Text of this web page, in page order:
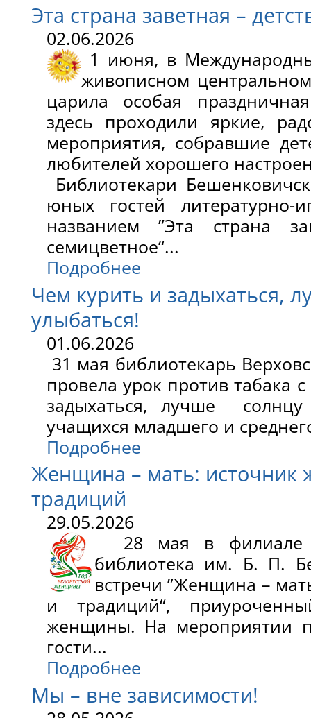
Эта страна заветная –
02.06.2026
1 июня, в
живописном
царила особая
здесь проходили яркие,
мероприятия, собравшие
любителей хорошего
Библиотекари
юных гостей литературно-
названием ”Эта страна
семицветное“...
Подробнее
Чем курить и задыхаться,
улыбаться!
01.06.2026
31 мая библиотекарь
провела урок против табака
задыхаться, лучше солнцу
учащихся младшего и
Подробнее
Женщина – мать: источник
традиций
29.05.2026
28 мая в филиале
библиотека им. Б. П.
встречи ”Женщина –
и традиций“,
женщины. На мероприятии
гости...
Подробнее
Мы – вне зависимости!